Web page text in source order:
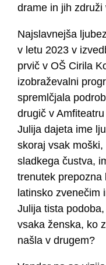
drame in jih združi
Najslavnejša
v letu 2023 v
prvič v OŠ Cirila
izobraževalni
spremlčjala
drugič v
Julija dajeta ime
skoraj vsak
sladkega čustva,
trenutek prepozna
latinsko zvenečim
Julija tista
vsaka ženska, ko
našla v drugem?